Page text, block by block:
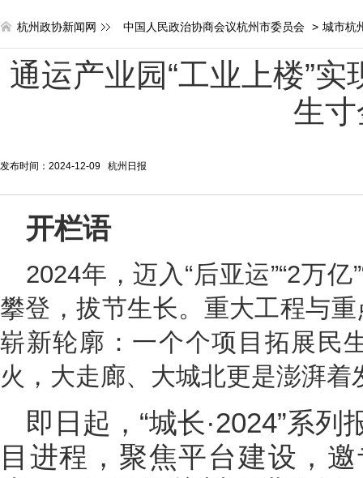
杭州政协新闻网 中国人民政治协商会议杭州市委员会 > 城市杭
通运产业园“工业上楼”
生
发布时间：2024-12-09 杭州日报
开栏语
2024年，迈入“后亚运”“2万
攀登，拔节生长。重大工程与
崭新轮廓：一个个项目拓展民
火，大走廊、大城北更是澎湃
即日起，“城长·2024”系
目进程，聚焦平台建设，